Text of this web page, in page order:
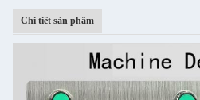
Chi tiết sản phẩm